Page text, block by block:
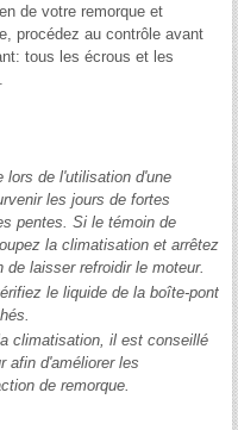
de votre remorque et
procédez au contrôle avant
tous les écrous et les
lors de l'utilisation d'une
les jours de fortes
pentes. Si le témoin de
la climatisation et arrêtez
laisser refroidir le moteur.
le liquide de la boîte-pont
climatisation, il est conseillé
afin d'améliorer les
de remorque.